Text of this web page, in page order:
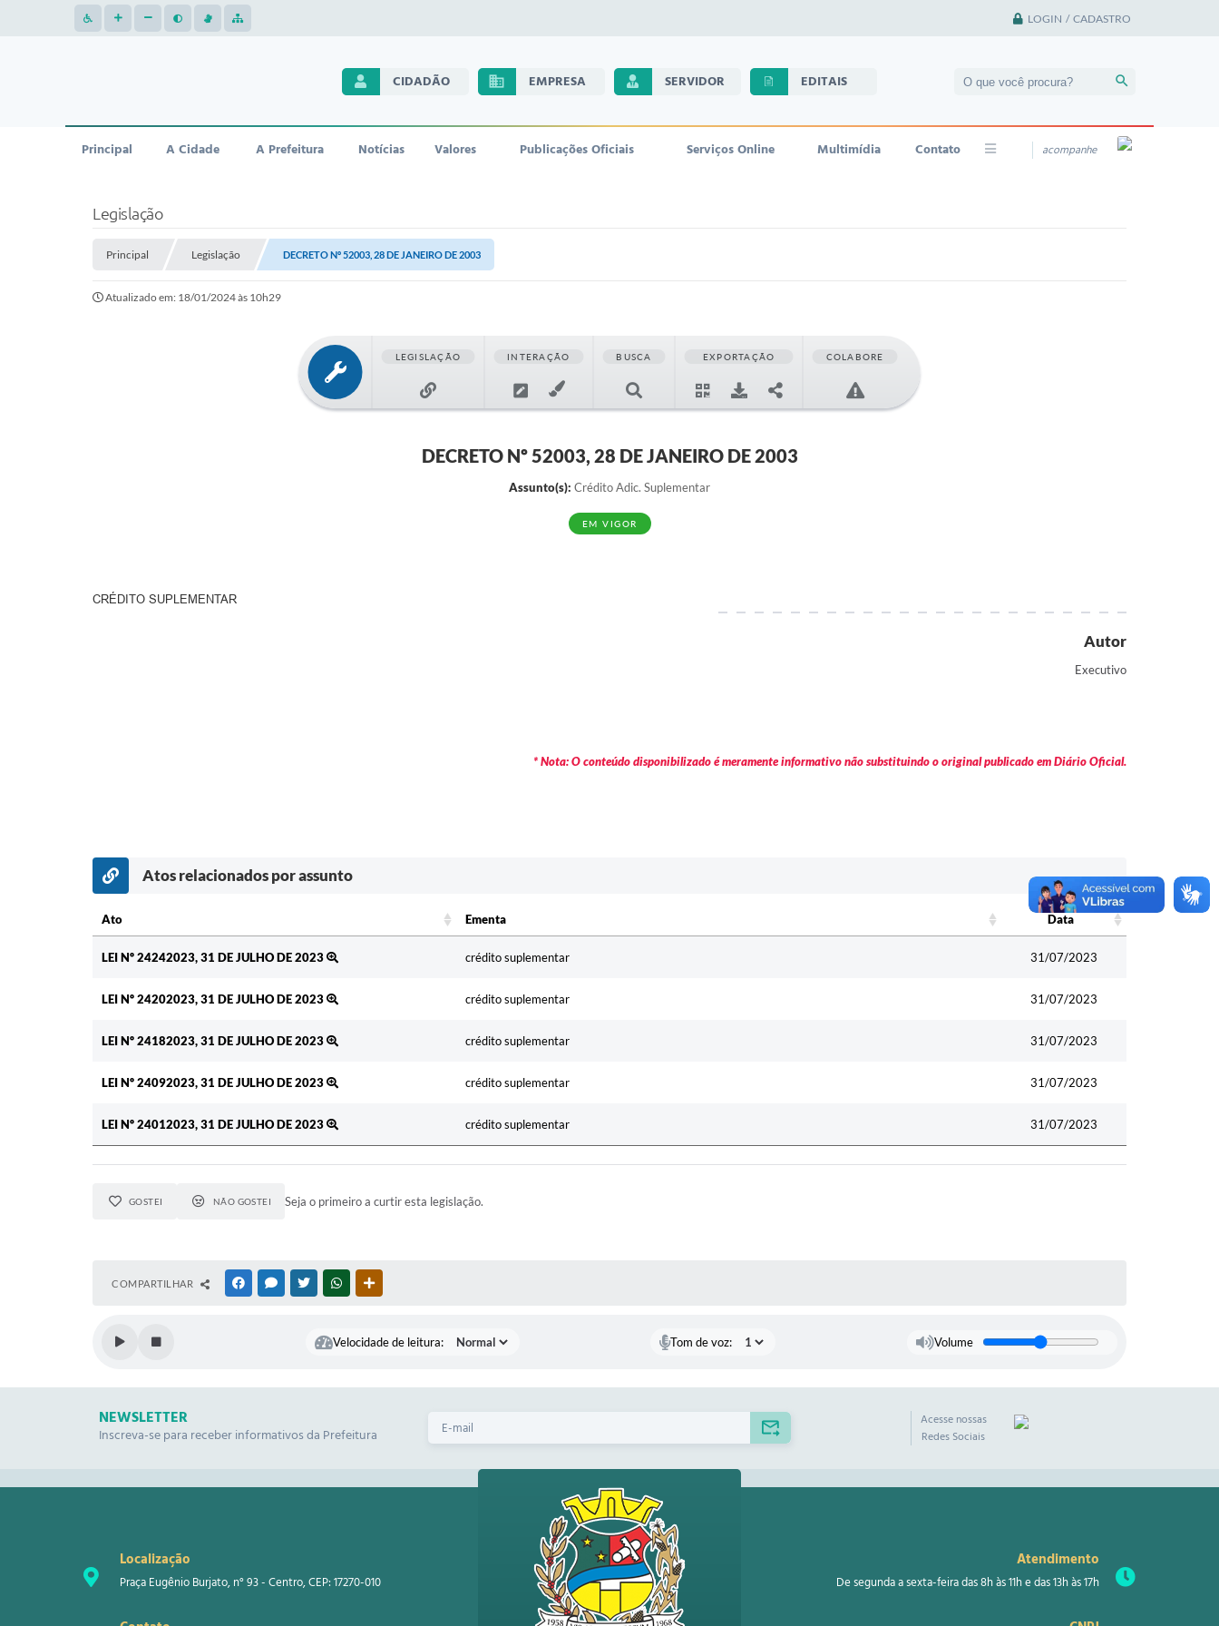
LOGIN / CADASTRO
CIDADÃO EMPRESA SERVIDOR EDITAIS
Principal A Cidade A Prefeitura Notícias Valores Publicações Oficiais Serviços Online Multimídia Contato acompanhe
Legislação
Principal Legislação DECRETO Nº 52003, 28 DE JANEIRO DE 2003
Atualizado em: 18/01/2024 às 10h29
LEGISLAÇÃO INTERAÇÃO BUSCA EXPORTAÇÃO COLABORE
DECRETO Nº 52003, 28 DE JANEIRO DE 2003
Assunto(s): Crédito Adic. Suplementar
EM VIGOR
CRÉDITO SUPLEMENTAR
Autor
Executivo
* Nota: O conteúdo disponibilizado é meramente informativo não substituindo o original publicado em Diário Oficial.
Atos relacionados por assunto
Ato Ementa
Data
LEI Nº 24242023, 31 DE JULHO DE 2023
crédito suplementar 31/07/2023
LEI Nº 24202023, 31 DE JULHO DE 2023 crédito suplementar 31/07/2023
LEI Nº 24182023, 31 DE JULHO DE 2023 crédito suplementar 31/07/2023
LEI Nº 24092023, 31 DE JULHO DE 2023 crédito suplementar 31/07/2023
LEI Nº 24012023, 31 DE JULHO DE 2023 crédito suplementar 31/07/2023
GOSTEI NÃO GOSTEI Seja o primeiro a curtir esta legislação.
COMPARTILHAR FACEBOOKMESSENGER
TWITTERWHATSAPP
Velocidade de leitura: Tom de voz: Volume
NEWSLETTER
Inscreva-se para receber informativos da Prefeitura
Acesse nossas
Redes Sociais
Localização
Praça Eugênio Burjato, n° 93 - Centro, CEP: 17270-010
Atendimento
De segunda a sexta-feira das 8h às 11h e das 13h às 17h